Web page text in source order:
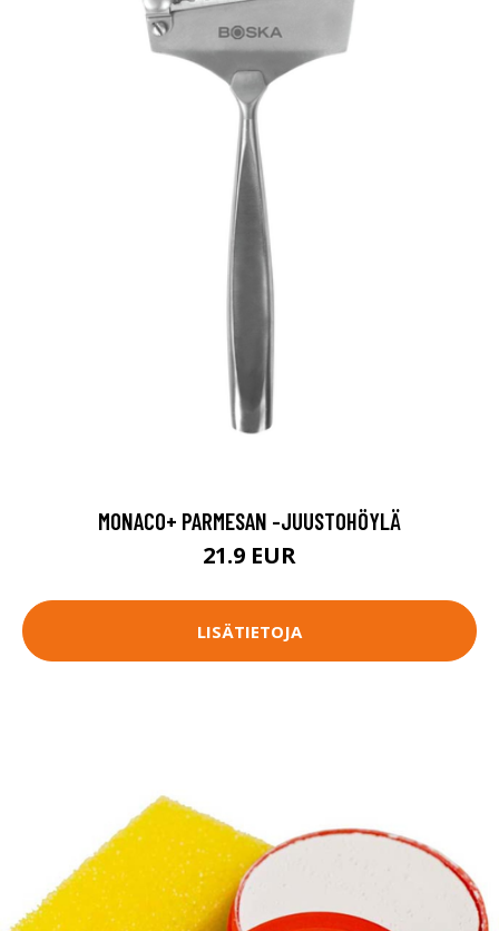
MONACO+ PARMESAN -JUUSTOHÖYLÄ
21.9 EUR
LISÄTIETOJA